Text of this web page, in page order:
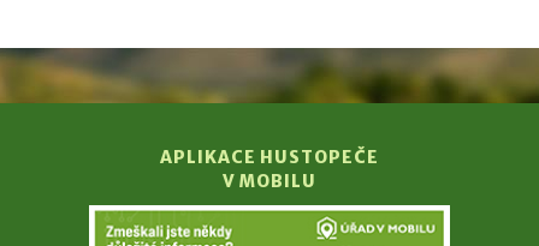
APLIKACE HUSTOPEČE
V MOBILU